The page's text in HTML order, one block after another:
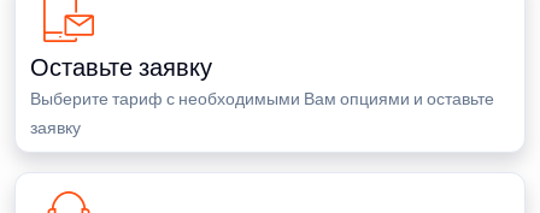
Оставьте заявку
Выберите тариф с необходимыми Вам опциями и оставьте
заявку